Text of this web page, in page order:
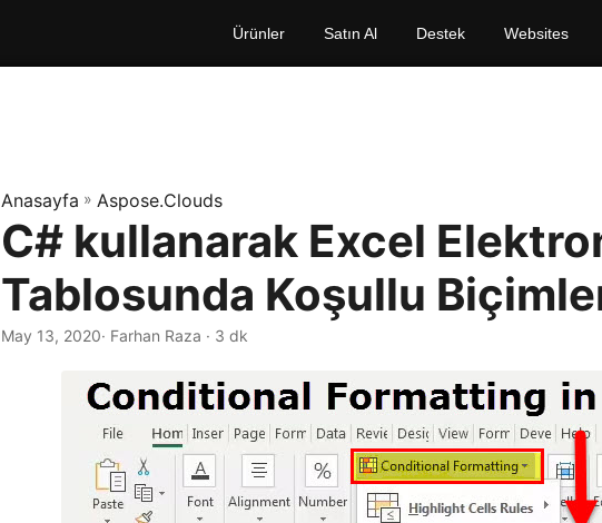
Ürünler Satın Al Destek Websites
Anasayfa » Aspose.Clouds
C# kullanarak Excel
Tablosunda Koşullu
May 13, 2020· Farhan Raza · 3 dk